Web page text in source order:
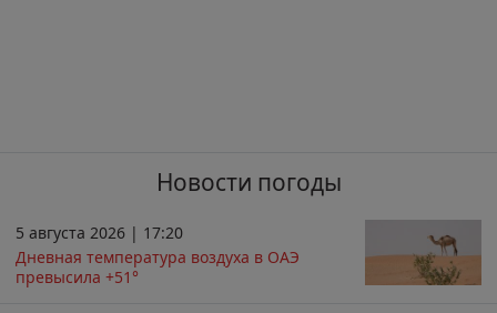
Новости погоды
5 августа 2026 | 17:20
Дневная температура воздуха в ОАЭ
превысила +51°